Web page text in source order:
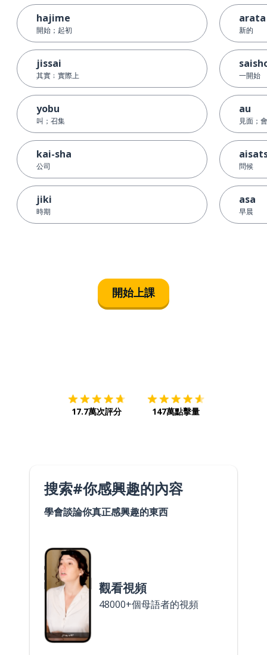
hajime
開始；起初
jissai
其實﹔實際上
yobu
叫；召集
kai-sha
公司
jiki
時期
arata
新的
一開始
au
見面；
問候
asa
早晨
開始上課
17.7萬次評分 147萬點擊量
搜索#你感興趣的內容
學會談論你真正感興趣的東西
觀看視頻
48000+個母語者的視頻